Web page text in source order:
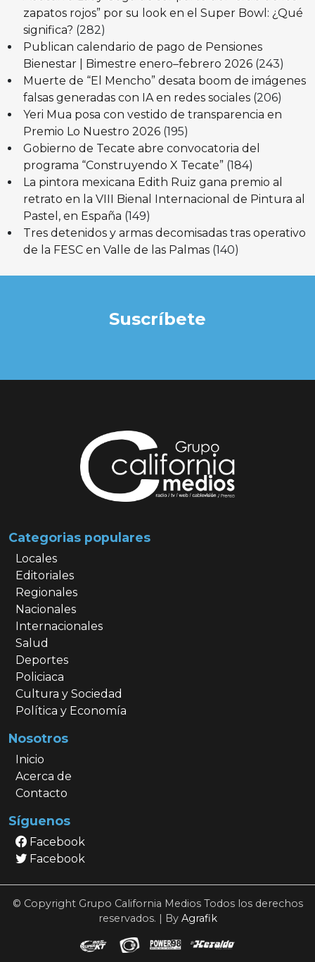
zapatos rojos” por su look en el Super Bowl: ¿Qué
significa? (282)
Publican calendario de pago de Pensiones
Bienestar | Bimestre enero–febrero 2026 (243)
Muerte de “El Mencho” desata boom de imágenes
falsas generadas con IA en redes sociales (206)
Yeri Mua posa con vestido de transparencia en
Premio Lo Nuestro 2026 (195)
Gobierno de Tecate abre convocatoria del
programa “Construyendo X Tecate” (184)
La pintora mexicana Edith Ruiz gana premio al
retrato en la VIII Bienal Internacional de Pintura al
Pastel, en España (149)
Tres detenidos y armas decomisadas tras operativo
de la FESC en Valle de las Palmas (140)
Suscríbete
Categorias populares
Locales
Editoriales
Regionales
Nacionales
Internacionales
Salud
Deportes
Policiaca
Cultura y Sociedad
Política y Economía
Nosotros
Inicio
Acerca de
Contacto
Síguenos
Facebook
Facebook
© Copyright Grupo California Medios Todos los derechos
reservados. | By Agrafik